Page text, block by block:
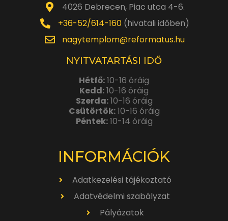
4026 Debrecen, Piac utca 4-6.
+36-52/614-160(hivatali időben)
nagytemplom@reformatus.hu
NYITVATARTÁSI IDŐ
Hétfő:10-16 óráig
Kedd:10-16 óráig
Szerda:10-16 óráig
Csütörtök:10-16 óráig
Péntek:10-14 óráig
INFORMÁCIÓK
Adatkezelési tájékoztató
Adatvédelmi szabályzat
Pályázatok